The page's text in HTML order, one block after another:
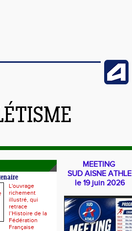
L'ouvrage
richement
illustré, qui
retrace
l’Histoire de la
Fédération
Française
MEETING
SUD AISNE ATHLE
le 19 juin 2026